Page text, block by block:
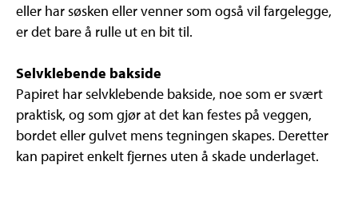
eller har søsken eller venner som også vil fargelegge,
er det bare å rulle ut en bit til.
Selvklebende bakside
Papiret har selvklebende bakside, noe som er svært
praktisk, og som gjør at det kan festes på veggen,
bordet eller gulvet mens tegningen skapes. Deretter
kan papiret enkelt fjernes uten å skade underlaget.